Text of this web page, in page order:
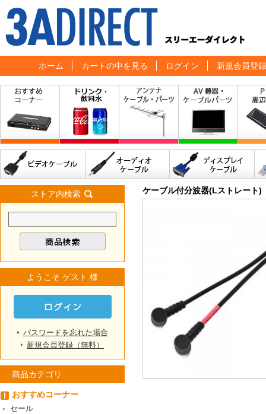
ホーム カートの中を見る ログイン 新規会員登録
ストア内検索
ようこそ ゲスト 様
パスワードを忘れた場合
新規会員登録（無料）
商品カテゴリ
おすすめコーナー
セール
ケーブル付分波器(Lストレー